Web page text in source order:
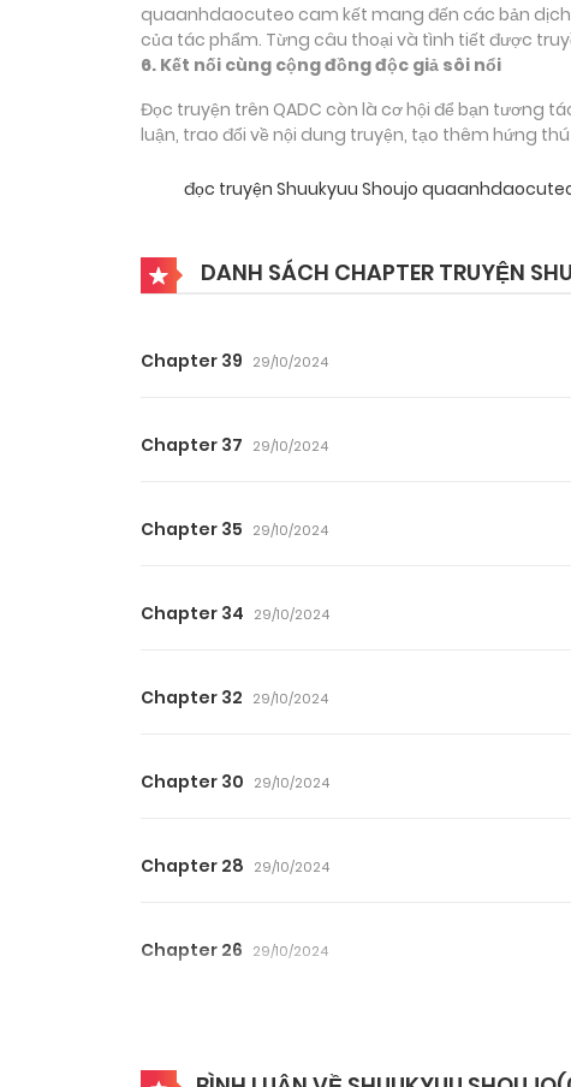
quaanhdaocuteo cam kết mang đến các bản
của tác phẩm. Từng câu thoại và tình tiết được
6. Kết nối cùng cộng đồng độc giả sôi nổi
Đọc truyện trên QADC còn là cơ hội để bạn tương
luận, trao đổi về nội dung truyện, tạo thêm hứng
đọc truyện Shuukyuu Shoujo
DANH SÁCH CHAPTER TRUYỆN
Chapter 39 29/10/2024
Chapter 37 29/10/2024
Chapter 35 29/10/2024
Chapter 34 29/10/2024
Chapter 32 29/10/2024
Chapter 30 29/10/2024
Chapter 28 29/10/2024
Chapter 26 29/10/2024